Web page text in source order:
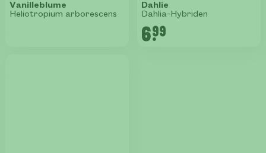
Vanilleblume
Heliotropium arborescens
Dahlie
Dahlia-Hybriden
6.99